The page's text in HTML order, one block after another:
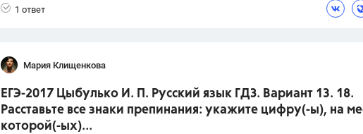
1 ответ
Мария Клищенкова
ЕГЭ-2017 Цыбулько И. П. Русский язык ГДЗ. Вариант 13. 18.
Расставьте все знаки препинания: укажите цифру(-ы), на
которой(-ых)...